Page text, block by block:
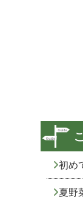
初め
夏野